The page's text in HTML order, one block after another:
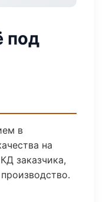
под
в
на
заказчика,